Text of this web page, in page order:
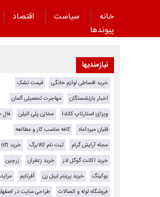
خانه سیاست اقتصاد
پیوند‌ها
نیازمندیها
خرید اقساطی لوازم خانگی
قیمت تشک
اخبار بازنشستگان
مهاجرت تحصیلی آلمان
ویزای استارتاپ کانادا
مخازن پلی اتیلن
فال
قلیان میرداماد
کافه مناسب کار و مطالعه
مجله آرایش گرام
ثبت نام کالابرگ
خرید nft
خرید اکانت گوگل ادز
خرید زعفران
زرچین
بوکینگ
خرید پرینتر لیبل زن آفرتایم
فروشگاه لوله و اتصالات
طراحی سایت در